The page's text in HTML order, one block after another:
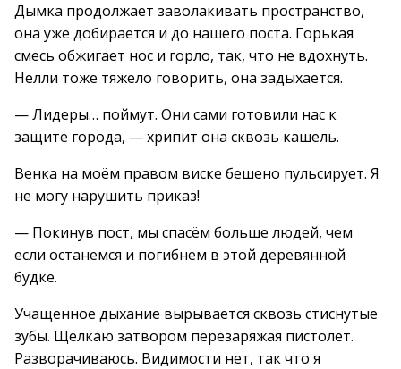
Дымка продолжает заволакивать пространство,
она уже добирается и до нашего поста. Горькая
смесь обжигает нос и горло, так, что не вдохнуть.
Нелли тоже тяжело говорить, она задыхается.
— Лидеры… поймут. Они сами готовили нас к
защите города, — хрипит она сквозь кашель.
Венка на моём правом виске бешено пульсирует. Я
не могу нарушить приказ!
— Покинув пост, мы спасём больше людей, чем
если останемся и погибнем в этой деревянной
будке.
Учащенное дыхание вырывается сквозь стиснутые
зубы. Щелкаю затвором перезаряжая пистолет.
Разворачиваюсь. Видимости нет, так что я